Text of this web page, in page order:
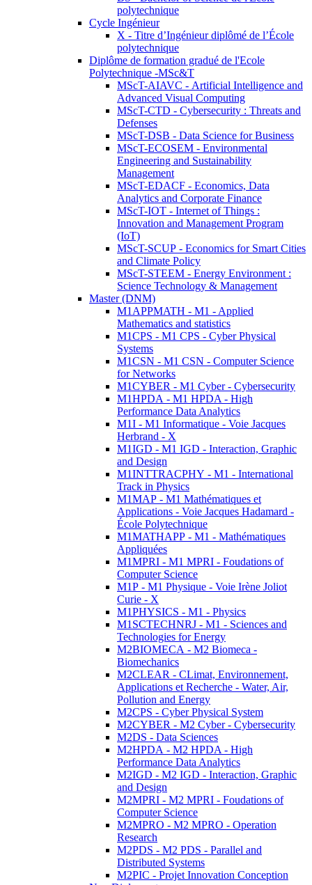
polytechnique
Cycle Ingénieur
X - Titre d’Ingénieur diplômé de l’École
polytechnique
Diplôme de formation gradué de l'Ecole
Polytechnique -MSc&T
MScT-AIAVC - Artificial Intelligence and
Advanced Visual Computing
MScT-CTD - Cybersecurity : Threats and
Defenses
MScT-DSB - Data Science for Business
MScT-ECOSEM - Environmental
Engineering and Sustainability
Management
MScT-EDACF - Economics, Data
Analytics and Corporate Finance
MScT-IOT - Internet of Things :
Innovation and Management Program
(IoT)
MScT-SCUP - Economics for Smart Cities
and Climate Policy
MScT-STEEM - Energy Environment :
Science Technology & Management
Master (DNM)
M1APPMATH - M1 - Applied
Mathematics and statistics
M1CPS - M1 CPS - Cyber Physical
Systems
M1CSN - M1 CSN - Computer Science
for Networks
M1CYBER - M1 Cyber - Cybersecurity
M1HPDA - M1 HPDA - High
Performance Data Analytics
M1I - M1 Informatique - Voie Jacques
Herbrand - X
M1IGD - M1 IGD - Interaction, Graphic
and Design
M1INTTRACPHY - M1 - International
Track in Physics
M1MAP - M1 Mathématiques et
Applications - Voie Jacques Hadamard -
École Polytechnique
M1MATHAPP - M1 - Mathématiques
Appliquées
M1MPRI - M1 MPRI - Foudations of
Computer Science
M1P - M1 Physique - Voie Irène Joliot
Curie - X
M1PHYSICS - M1 - Physics
M1SCTECHNRJ - M1 - Sciences and
Technologies for Energy
M2BIOMECA - M2 Biomeca -
Biomechanics
M2CLEAR - CLimat, Environnement,
Applications et Recherche - Water, Air,
Pollution and Energy
M2CPS - Cyber Physical System
M2CYBER - M2 Cyber - Cybersecurity
M2DS - Data Sciences
M2HPDA - M2 HPDA - High
Performance Data Analytics
M2IGD - M2 IGD - Interaction, Graphic
and Design
M2MPRI - M2 MPRI - Foudations of
Computer Science
M2MPRO - M2 MPRO - Operation
Research
M2PDS - M2 PDS - Parallel and
Distributed Systems
M2PIC - Projet Innovation Conception